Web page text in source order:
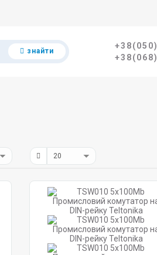
знайти